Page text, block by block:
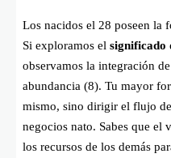
Los nacidos el 28 poseen la
Si exploramos el significado
observamos la integración
abundancia (8). Tu mayor
mismo, sino dirigir el flujo de
negocios nato. Sabes que el
los recursos de los demás